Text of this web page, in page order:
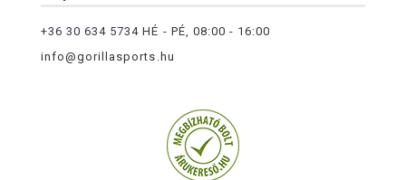
+36 30 634 5734 HÉ - PÉ, 08:00 - 16:00
info@gorillasports.hu